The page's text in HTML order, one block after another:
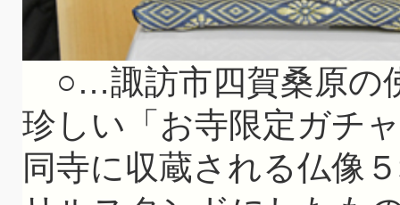
○…諏訪市四賀桑原の
珍しい「お寺限定ガチ
同寺に収蔵される仏像